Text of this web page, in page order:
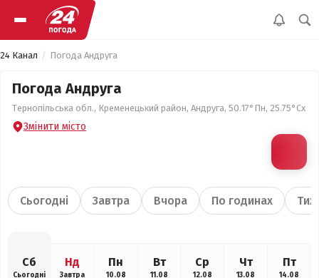
24 Канал Погода Андруга
Погода Андруга
Тернопільська обл., Кременецький район, Андруга, 50.17°Пн, 25.75°Сх
Змінити місто
Сьогодні Завтра Вчора По годинах
Сб
Сьогодні
Нд
Завтра
Пн
10.08
Вт
11.08
Ср
12.08
Чт
13.08
Пт
14.08